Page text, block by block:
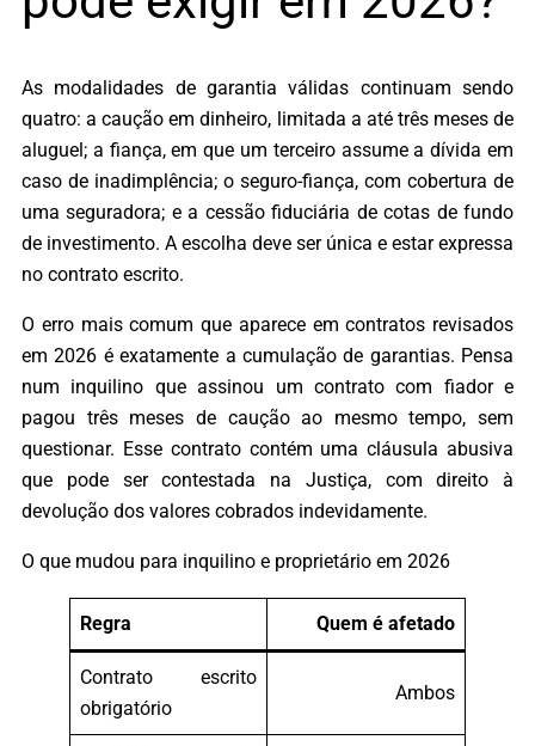
As modalidades de garantia válidas continuam sendo
quatro: a caução em dinheiro, limitada a até três meses de
aluguel; a fiança, em que um terceiro assume a dívida em
caso de inadimplência; o seguro-fiança, com cobertura de
uma seguradora; e a cessão fiduciária de cotas de fundo
de investimento. A escolha deve ser única e estar expressa
no contrato escrito.
O erro mais comum que aparece em contratos revisados
em 2026 é exatamente a cumulação de garantias. Pensa
num inquilino que assinou um contrato com fiador e
pagou três meses de caução ao mesmo tempo, sem
questionar. Esse contrato contém uma cláusula abusiva
que pode ser contestada na Justiça, com direito à
devolução dos valores cobrados indevidamente.
O que mudou para inquilino e proprietário em 2026
Regra Quem é afetado
Contrato escrito
obrigatório
Ambos